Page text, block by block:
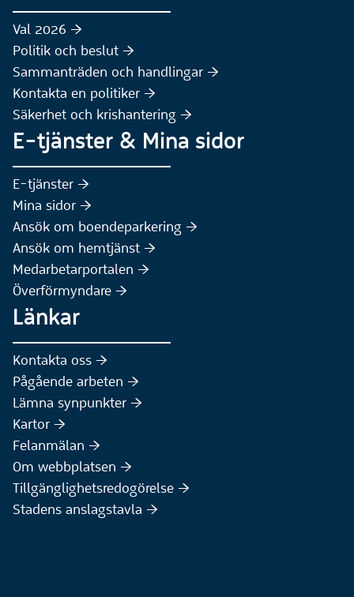
Val 2026 :höger:
Politik och beslut :höger:
Sammanträden och handlingar :höger:
Kontakta en politiker :höger:
Säkerhet och krishantering :höger:
E-tjänster & Mina sidor
E-tjänster :höger:
Mina sidor :höger:
Ansök om boendeparkering :höger:
Ansök om hemtjänst :höger:
Medarbetarportalen :höger:
Överförmyndare :höger:
Länkar
Kontakta oss :höger:
Pågående arbeten :höger:
Lämna synpunkter :höger:
Kartor :höger:
Felanmälan :höger:
Om webbplatsen :höger:
Tillgänglighetsredogörelse :höger:
Stadens anslagstavla :höger: